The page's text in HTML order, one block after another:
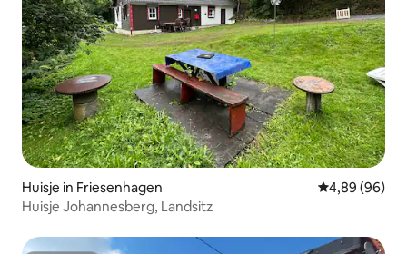
Huisje in Friesenhagen Gemiddelde
4,89 (96)
Huisje Johannesberg, Landsitz